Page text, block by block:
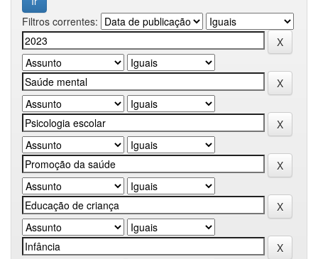
Filtros correntes: